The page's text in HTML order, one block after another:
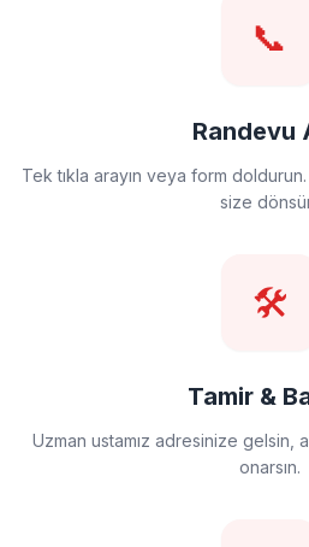
📞
Randevu
Tek tıkla arayın veya form
size
🛠️
Tamir &
Uzman ustamız adresinize gelsin,
onarsın.